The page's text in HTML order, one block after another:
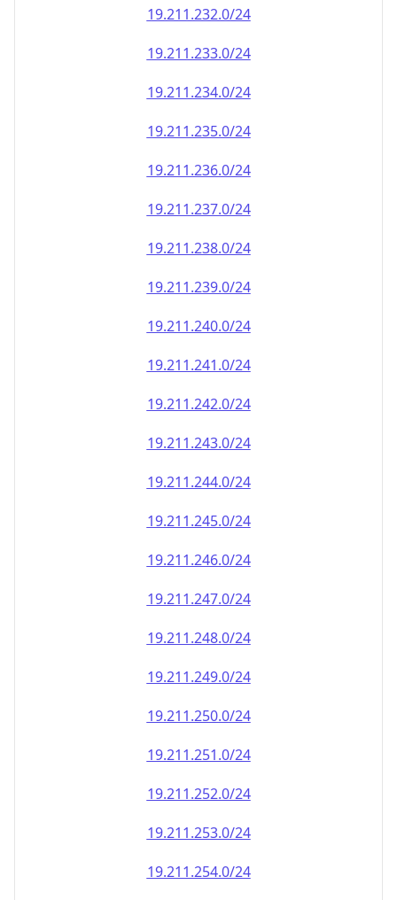
19.211.232.0/24
19.211.233.0/24
19.211.234.0/24
19.211.235.0/24
19.211.236.0/24
19.211.237.0/24
19.211.238.0/24
19.211.239.0/24
19.211.240.0/24
19.211.241.0/24
19.211.242.0/24
19.211.243.0/24
19.211.244.0/24
19.211.245.0/24
19.211.246.0/24
19.211.247.0/24
19.211.248.0/24
19.211.249.0/24
19.211.250.0/24
19.211.251.0/24
19.211.252.0/24
19.211.253.0/24
19.211.254.0/24